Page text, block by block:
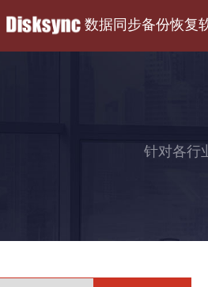
数据同步备份恢复
针对各行